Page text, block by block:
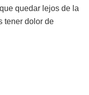
quedar lejos de la
tener dolor de